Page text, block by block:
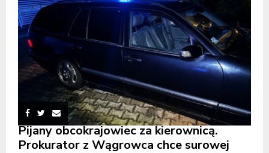
Pijany obcokrajowiec za kierownicą.
Prokurator z Wągrowca chce surowej